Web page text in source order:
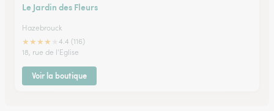
Le Jardin des Fleurs
Hazebrouck
★★★★
4.4 (116)
18, rue de l'Eglise
Voir la boutique